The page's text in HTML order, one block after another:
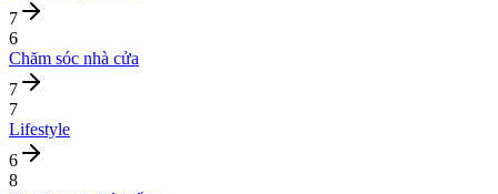
7
6
Chăm sóc nhà cửa
7
7
Lifestyle
6
8